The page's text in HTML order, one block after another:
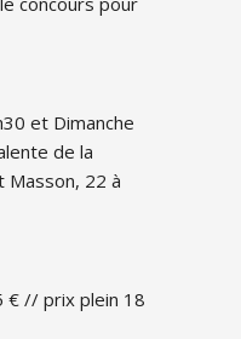
et Dimanche
de la
Masson, 22 à
€ // prix plein 18